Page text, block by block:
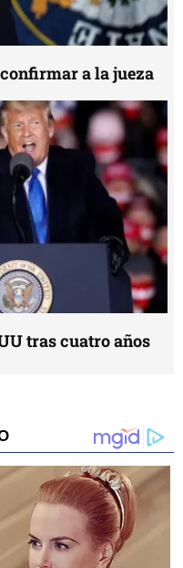
a la jueza
tras cuatro años